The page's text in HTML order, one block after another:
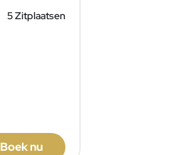
5 Zitplaatsen
Boek nu